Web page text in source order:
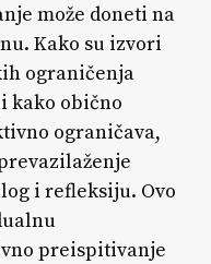
može doneti na
Kako su izvori
ograničenja
kako obično
ograničava,
i refleksiju. Ovo
preispitivanje